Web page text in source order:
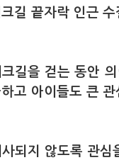
길 끝자락 인근
길을 걷는 동안
고 아이들도 큰
되지 않도록 관